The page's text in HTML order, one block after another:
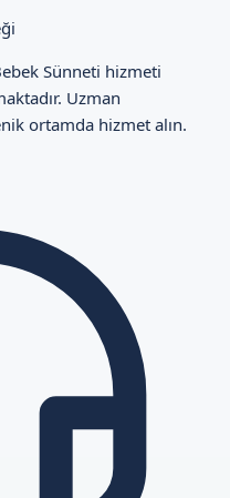
Sünneti hizmeti
Uzman
ortamda hizmet alın.